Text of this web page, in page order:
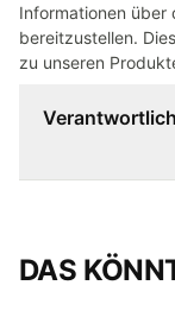
Informationen
bereitzustellen.
zu unseren
DAS